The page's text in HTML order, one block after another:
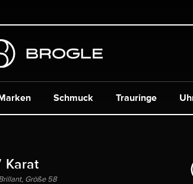
Schmuck Trauringe
Karat
Größe 58